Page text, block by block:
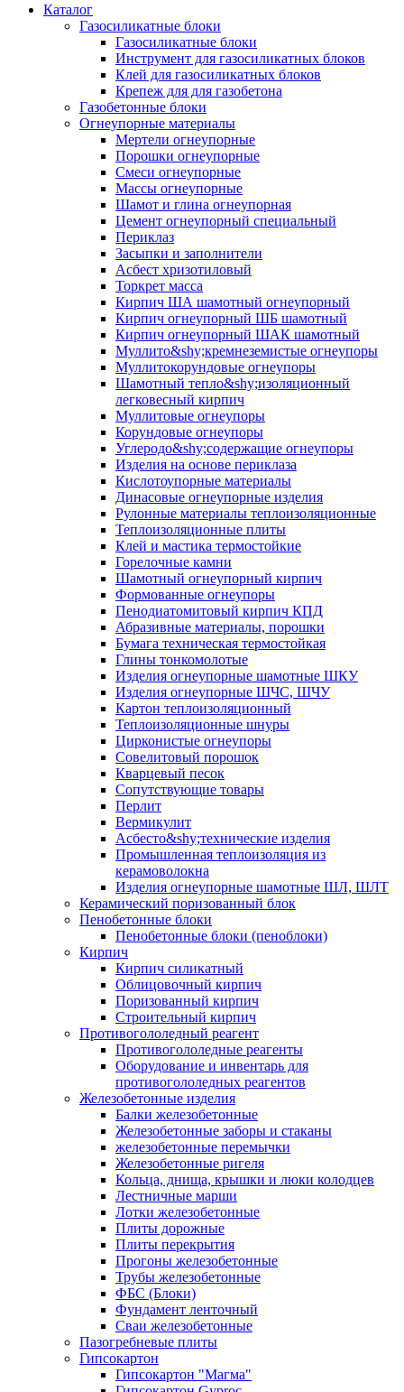
Каталог
Газосиликатные блоки
Газосиликатные блоки
Инструмент для газосиликатных блоков
Клей для газосиликатных блоков
Крепеж для для газобетона
Газобетонные блоки
Огнеупорные материалы
Мертели огнеупорные
Порошки огнеупорные
Смеси огнеупорные
Массы огнеупорные
Шамот и глина огнеупорная
Цемент огнеупорный специальный
Периклаз
Засыпки и заполнители
Асбест хризотиловый
Торкрет масса
Кирпич ША шамотный огнеупорный
Кирпич огнеупорный ШБ шамотный
Кирпич огнеупорный ШАК шамотный
Муллито&shy;­кремнеземистые огнеупоры
Муллито­корундовые огнеупоры
Шамотный тепло&shy;изоляционный
легковесный кирпич
Муллитовые огнеупоры
Корундовые огнеупоры
Углеродо&shy;содержащие огнеупоры
Изделия на основе периклаза
Кислотоупорные материалы
Динасовые огнеупорные изделия
Рулонные материалы теплоизоляционные
Тепло­изоляционные плиты
Клей и мастика термостойкие
Горелочные камни
Шамотный огнеупорный кирпич
Формованные огнеупоры
Пенодиатомитовый кирпич КПД
Абразивные материалы, порошки
Бумага техническая термостойкая
Глины тонкомолотые
Изделия огнеупорные шамотные ШКУ
Изделия огнеупорные ШЧС, ШЧУ
Картон теплоизоляционный
Теплоизоляционные шнуры
Цирконистые огнеупоры
Совелитовый порошок
Кварцевый песок
Сопутствующие товары
Перлит
Вермикулит
Асбесто&shy;технические изделия
Промышленная теплоизоляция из
керамоволокна
Изделия огнеупорные шамотные ШЛ, ШЛТ
Керамический поризованный блок
Пенобетонные блоки
Пенобетонные блоки (пеноблоки)
Кирпич
Кирпич силикатный
Облицовочный кирпич
Поризованный кирпич
Строительный кирпич
Противогололедный реагент
Противогололедные реагенты
Оборудование и инвентарь для
противогололедных реагентов
Железобетонные изделия
Балки железобетонные
Железобетонные заборы и стаканы
железобетонные перемычки
Железобетонные ригеля
Кольца, днища, крышки и люки колодцев
Лестничные марши
Лотки железобетонные
Плиты дорожные
Плиты перекрытия
Прогоны железобетонные
Трубы железобетонные
ФБС (Блоки)
Фундамент ленточный
Сваи железобетонные
Пазогребневые плиты
Гипсокартон
Гипсокартон "Магма"